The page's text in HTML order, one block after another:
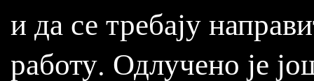
и да се требају
работу. Одлучено је